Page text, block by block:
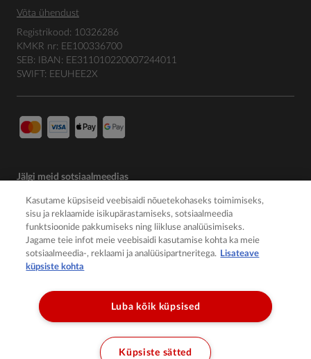
Võta ühendust
Registrikood: 10326286
KMKR nr: EE100336700
SEB: IBAN: EE311010220007244011
SWIFT: EEUHEE2X
Jälgi meid sotsiaalmeedias
Kasutame küpsiseid veebisaidi nõuetekohaseks toimimiseks,
sisu ja reklaamide isikupärastamiseks, sotsiaalmeedia
funktsioonide pakkumiseks ning liikluse analüüsimiseks.
Jagame teie infot meie veebisaidi kasutamise kohta ka meie
sotsiaalmeedia-, reklaami ja analüüsipartneritega. Lisateave
küpsiste kohta
Luba kõik küpsised
Küpsiste sätted